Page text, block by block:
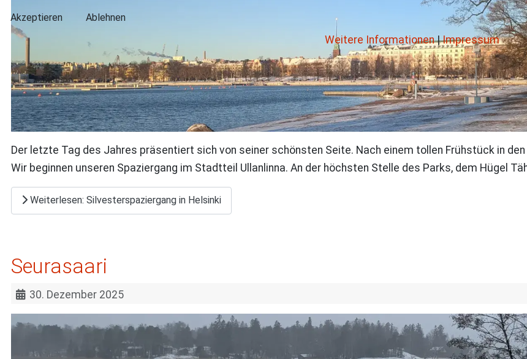
Der letzte Tag des Jahres präsentiert sich von seiner schönsten Seite. Nach einem tollen Frühstück in
Wir beginnen unseren Spaziergang im Stadtteil Ullanlinna. An der höchsten Stelle des Parks, dem Hügel
Weiterlesen: Silvesterspaziergang in Helsinki
Seurasaari
30. Dezember 2025
Akzeptieren Ablehnen
Weitere Informationen|Impressum